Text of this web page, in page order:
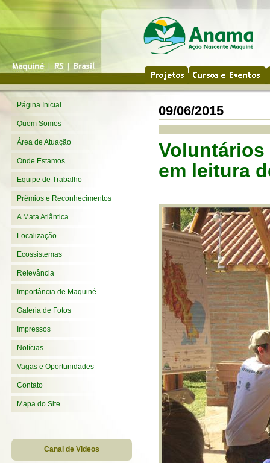
Página Inicial
Quem Somos
Área de Atuação
Onde Estamos
Equipe de Trabalho
Prêmios e Reconhecimentos
A Mata Atlântica
Localização
Ecossistemas
Relevância
Importância de Maquiné
Galeria de Fotos
Impressos
Notícias
Vagas e Oportunidades
Contato
Mapa do Site
Canal de Videos
09/06/2015
em leitura